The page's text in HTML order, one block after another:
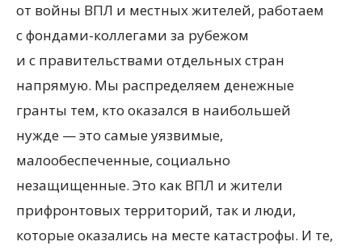
от войны ВПЛ и местных жителей, работаем
с фондами-коллегами за рубежом
и с правительствами отдельных стран
напрямую. Мы распределяем денежные
гранты тем, кто оказался в наибольшей
нужде — это самые уязвимые,
малообеспеченные, социально
незащищенные. Это как ВПЛ и жители
прифронтовых территорий, так и люди,
которые оказались на месте катастрофы. И те,